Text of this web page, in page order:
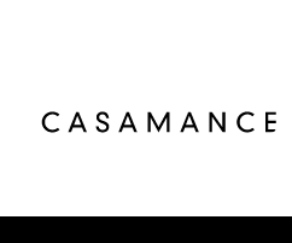
Read